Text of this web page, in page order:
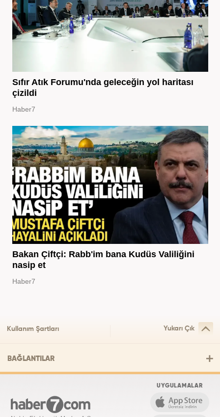
Sıfır Atık Forumu'nda geleceğin yol haritası
çizildi
Haber7
Bakan Çiftçi: Rabb'im bana Kudüs Valiliğini
nasip et
Haber7
Kullanım Şartları Yukarı Çık
BAĞLANTILAR
UYGULAMALAR